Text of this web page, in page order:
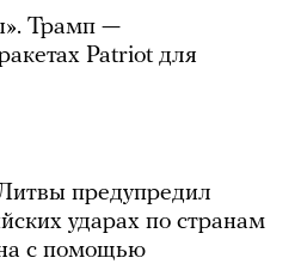
Трамп —
Patriot для
предупредил
ударах по странам
с помощью